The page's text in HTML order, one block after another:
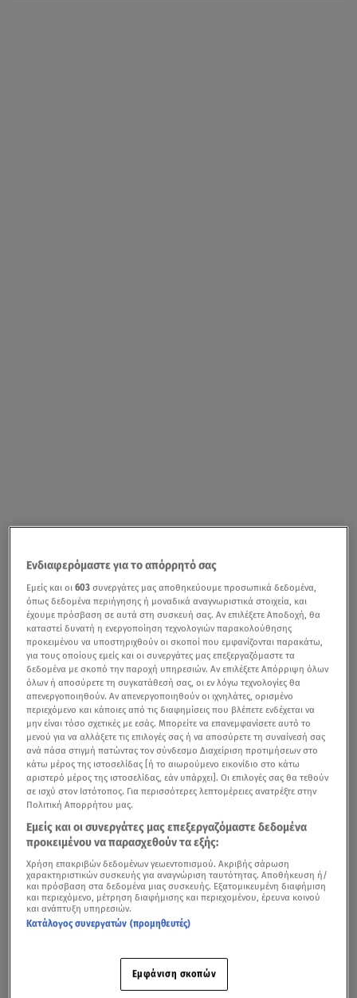
Μετά την ολοκλήρωση της τέταρτης ημέρας της
βρέθηκαν μπροστά σε μία από τις πιο εμβληματικές και
αγαπημένες δοκιμασίες στην ιστορία του διαγωνισμού.
Ενδιαφερόμαστε για το απόρρητό σας
Εμείς και οι603 συνεργάτες μας αποθηκεύουμε προσωπικά δεδομένα,
όπως δεδομένα περιήγησης ή μοναδικά αναγνωριστικά στοιχεία, και
έχουμε πρόσβαση σε αυτά στη συσκευή σας. Αν επιλέξετε Αποδοχή, θα
καταστεί δυνατή η ενεργοποίηση τεχνολογιών παρακολούθησης
προκειμένου να υποστηριχθούν οι σκοποί που εμφανίζονται παρακάτω,
για τους οποίους εμείς και οι συνεργάτες μας επεξεργαζόμαστε τα
δεδομένα με σκοπό την παροχή υπηρεσιών. Αν επιλέξετε Απόρριψη όλων
όλων ή αποσύρετε τη συγκατάθεσή σας, οι εν λόγω τεχνολογίες θα
απενεργοποιηθούν. Αν απενεργοποιηθούν οι ιχνηλάτες, ορισμένο
περιεχόμενο και κάποιες από τις διαφημίσεις που βλέπετε ενδέχεται να
μην είναι τόσο σχετικές με εσάς. Μπορείτε να επανεμφανίσετε αυτό το
μενού για να αλλάξετε τις επιλογές σας ή να αποσύρετε τη συναίνεσή σας
ανά πάσα στιγμή πατώντας τον σύνδεσμο Διαχείριση προτιμήσεων στο
κάτω μέρος της ιστοσελίδας [ή το αιωρούμενο εικονίδιο στο κάτω
αριστερό μέρος της ιστοσελίδας, εάν υπάρχει]. Οι επιλογές σας θα τεθούν
σε ισχύ στον Ιστότοπος. Για περισσότερες λεπτομέρειες ανατρέξτε στην
Πολιτική Απορρήτου μας.
Εμείς και οι συνεργάτες μας επεξεργαζόμαστε δεδομένα
προκειμένου να παρασχεθούν τα εξής:
Χρήση επακριβών δεδομένων γεωεντοπισμού. Ακριβής σάρωση
χαρακτηριστικών συσκευής για αναγνώριση ταυτότητας. Αποθήκευση ή/
και πρόσβαση στα δεδομένα μιας συσκευής. Εξατομικευμένη διαφήμιση
και περιεχόμενο, μέτρηση διαφήμισης και περιεχομένου, έρευνα κοινού
και ανάπτυξη υπηρεσιών.
Κατάλογος συνεργατών (προμηθευτές)
Εμφάνιση σκοπών